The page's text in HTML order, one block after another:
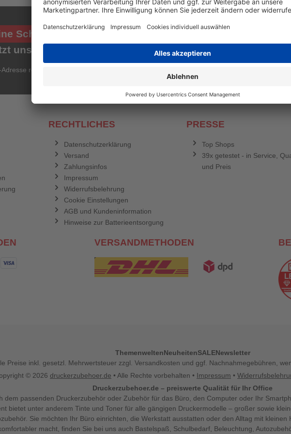
Schnäppchen mehr
&
unseren kostenlosen Newsletter!
registrieren Sie sich für den Druckerzubehör.de-Newsletter. Weitere Informationen
RECHTLICHES
Datenschutzerklärung
Versand
Zahlungsinfos
Impressum
Widerrufsbelehrung
Cookie Einstellungen
AGB und Kundeninformation
Hinweise zur Batterieentsorgung
PRESSE
Top Shops
39x getestet - in Service,
und Preis
VERSANDMETHODEN
ThemenweltenNeuheitenSALENewsletter
Preise inkl. gesetzl. Mehrwertsteuer zzgl. Versandkosten und ggf. Nachnahmegebühren,
© 2026 druckerzubehoer.de • Alle Rechte vorbehalten • Impressum •
Druckerzubehoer.de – preiswerte Qualität für Ihr Office
dem passenden Druckerzubehör oder Zubehör für das Büro, den Computer oder Ihr
bietet unter anderem Tinte und Toner für alle gängigen Druckermodelle – großer sowie
Sie möchten Ihr Büro einrichten, die Werkstatt ausstatten oder den Alltag mit kleinen
macht, finden Sie bei uns auch Bastelspaß, Schulbedarf, Beleuchtung,